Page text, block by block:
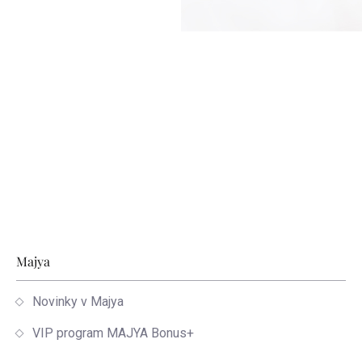
Zápätie
Majya
Novinky v Majya
VIP program MAJYA Bonus+